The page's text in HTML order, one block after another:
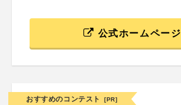
公式ホームページ
おすすめのコンテスト [PR]